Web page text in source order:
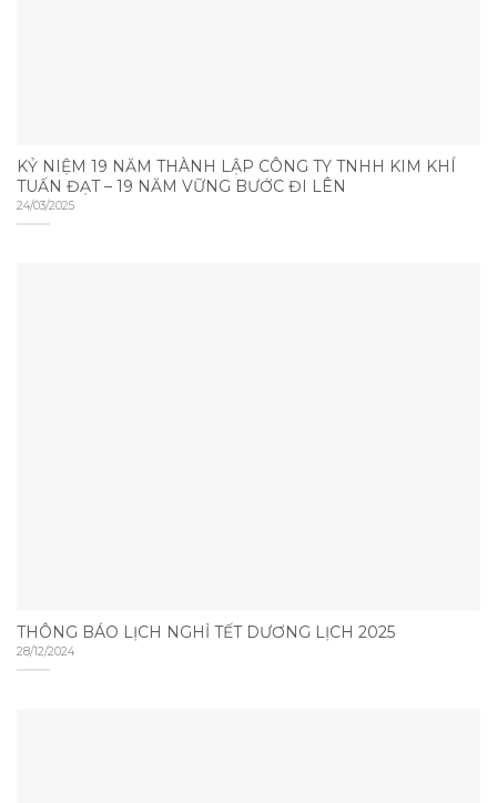
KỶ NIỆM 19 NĂM THÀNH LẬP CÔNG TY TNHH KIM KHÍ
TUẤN ĐẠT – 19 NĂM VỮNG BƯỚC ĐI LÊN
24/03/2025
THÔNG BÁO LỊCH NGHỈ TẾT DƯƠNG LỊCH 2025
28/12/2024